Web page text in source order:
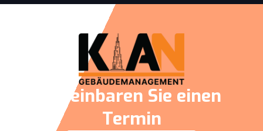
Vereinbaren Sie einen
Termin